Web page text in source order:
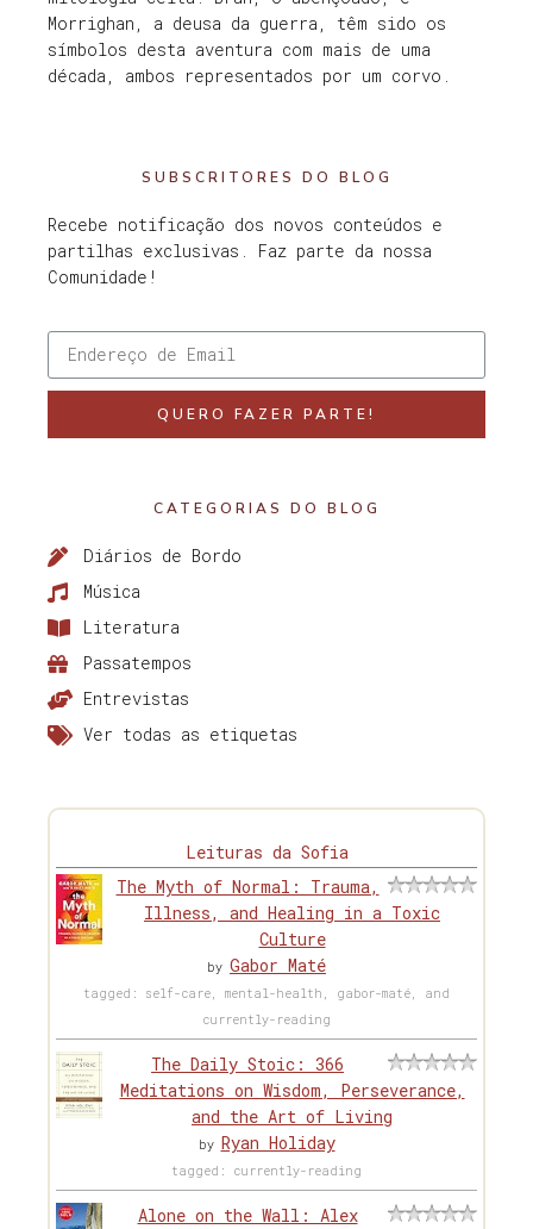
Morrighan, a deusa da guerra, têm sido os
símbolos desta aventura com mais de uma
década, ambos representados por um corvo.
SUBSCRITORES DO BLOG
Recebe notificação dos novos conteúdos e
partilhas exclusivas. Faz parte da nossa
Comunidade!
QUERO FAZER PARTE!
CATEGORIAS DO BLOG
Diários de Bordo
Música
Literatura
Passatempos
Entrevistas
Ver todas as etiquetas
Leituras da Sofia
The Myth of Normal: Trauma,
Illness, and Healing in a Toxic
Culture
by Gabor Maté
tagged: self-care, mental-health, gabor-maté, and
currently-reading
The Daily Stoic: 366
Meditations on Wisdom, Perseverance,
and the Art of Living
by Ryan Holiday
tagged: currently-reading
Alone on the Wall: Alex